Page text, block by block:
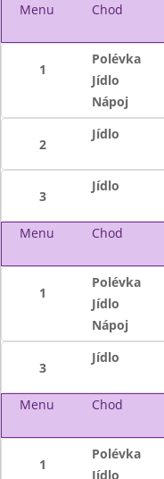
Menu Chod
1
Polévka
Jídlo
Nápoj
2
Jídlo
3
Jídlo
Menu Chod
1
Polévka
Jídlo
Nápoj
3
Jídlo
Menu Chod
1
Polévka
Jídlo